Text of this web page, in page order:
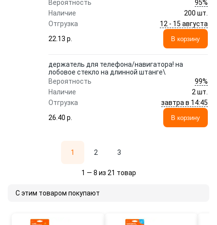
Вероятность
95%
Наличие
200 шт.
Отгрузка
12 - 15 августа
22.13 p.
В корзину
держатель для телефона/навигатора! на
лобовое стекло на длинной штанге\
Вероятность
99%
Наличие
2 шт.
Отгрузка
завтра в 14:45
26.40 p.
В корзину
1 2 3
1 — 8 из 21 товар
С этим товаром покупают